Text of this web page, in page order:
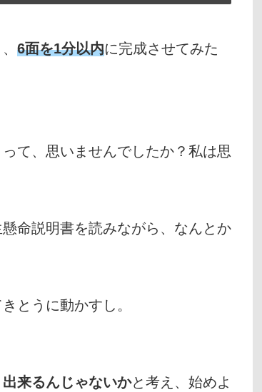
6面を1分以内に完成させてみた
って、思いませんでしたか？私は思
命説明書を読みながら、なんとか
とうに動かすし。
来るんじゃないかと考え、始めよ